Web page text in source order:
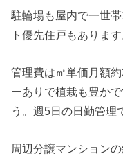
駐輪場も屋内で一世
ト優先住戸もあります
管理費は㎡単価月額
ーありで植栽も豊か
う。週5日の日勤管理
周辺分譲マンション